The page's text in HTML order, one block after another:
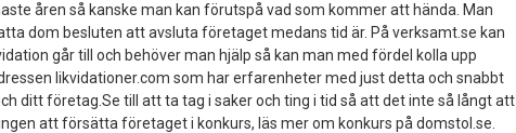
åren så kanske man kan förutspå vad som kommer att hända. Man
dom besluten att avsluta företaget medans tid är. På verksamt.se kan
går till och behöver man hjälp så kan man med fördel kolla upp
likvidationer.com som har erfarenheter med just detta och snabbt
ditt företag.Se till att ta tag i saker och ting i tid så att det inte så långt att
att försätta företaget i konkurs, läs mer om konkurs på domstol.se.